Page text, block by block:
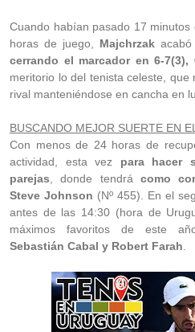
Cuando habían pasado 17
horas de juego, Majchrzak
cerrando el marcador en 6-7(3),
meritorio lo del tenista celeste,
rival manteniéndose en cancha en
BUSCANDO MEJOR SUERTE EN
Con menos de 24 horas de
actividad, esta vez para hacer
parejas , donde tendrá como
Steve Johnson (Nº 455). En el
antes de las 14:30 (hora de
máximos favoritos de este
Sebastián Cabal y Robert Farah